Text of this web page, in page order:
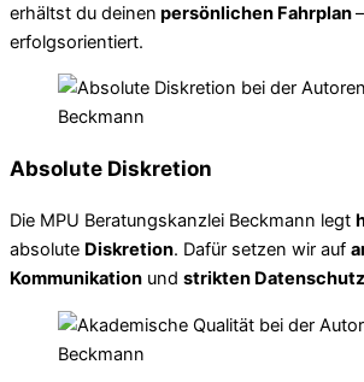
erhältst du deinen persönlichen Fahrplan
erfolgsorientiert.
Absolute Diskretion
Die MPU Beratungskanzlei Beckmann legt
absolute Diskretion. Dafür setzen wir auf
Kommunikation und strikten Datenschutz